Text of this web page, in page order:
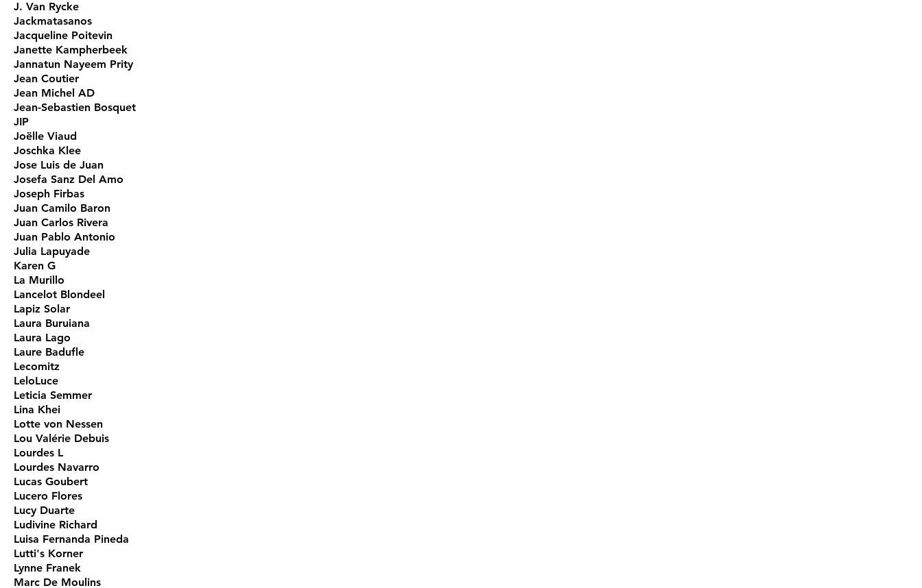
J. Van Rycke
Jackmatasanos
Jacqueline Poitevin
Janette Kampherbeek
Jannatun Nayeem Prity
Jean Coutier
Jean Michel AD
Jean-Sebastien Bosquet
JIP
Joëlle Viaud
Joschka Klee
Jose Luis de Juan
Josefa Sanz Del Amo
Joseph Firbas
Juan Camilo Baron
Juan Carlos Rivera
Juan Pablo Antonio
Julia Lapuyade
Karen G
La Murillo
Lancelot Blondeel
Lapiz Solar
Laura Buruiana
Laura Lago
Laure Badufle
Lecomitz
LeloLuce
Leticia Semmer
Lina Khei
Lotte von Nessen
Lou Valérie Debuis
Lourdes L
Lourdes Navarro
Lucas Goubert
Lucero Flores
Lucy Duarte
Ludivine Richard
Luisa Fernanda Pineda
Lutti's Korner
Lynne Franek
Marc De Moulins